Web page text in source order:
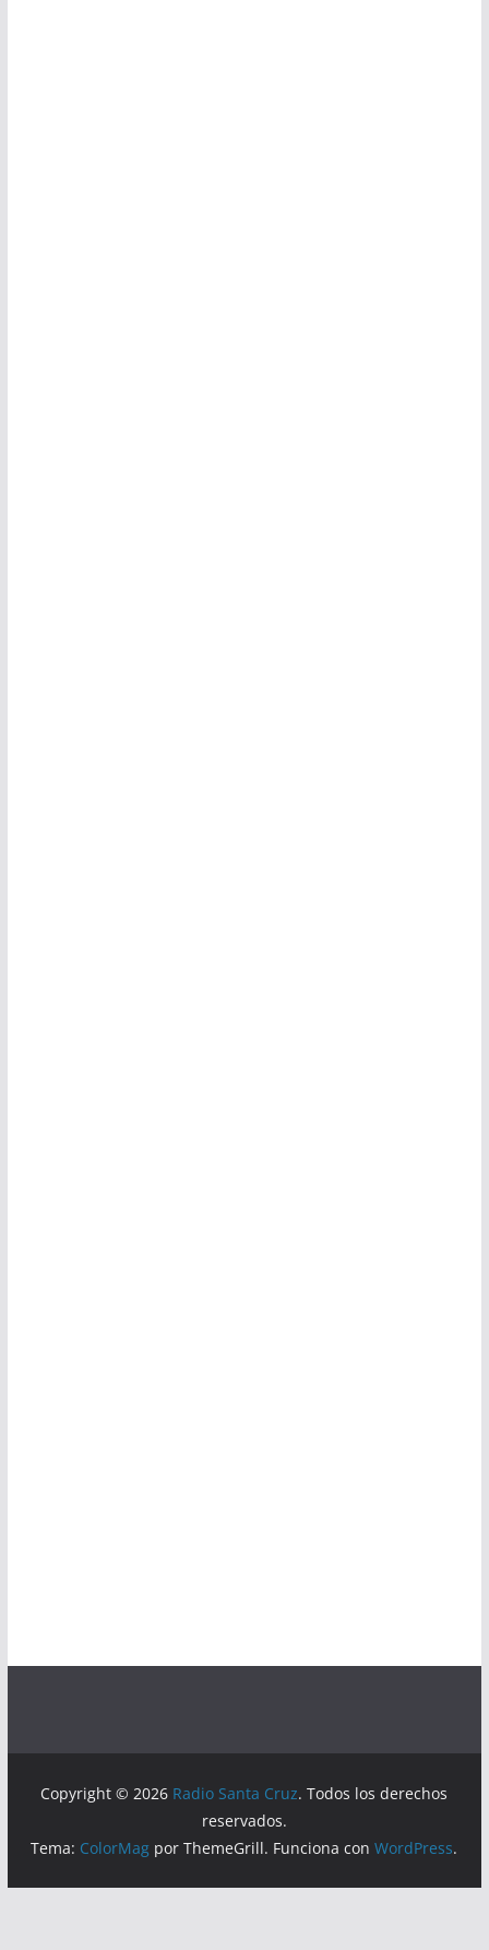
Copyright © 2026 Radio Santa Cruz. Todos los derechos
reservados.
Tema: ColorMag por ThemeGrill. Funciona conWordPress.